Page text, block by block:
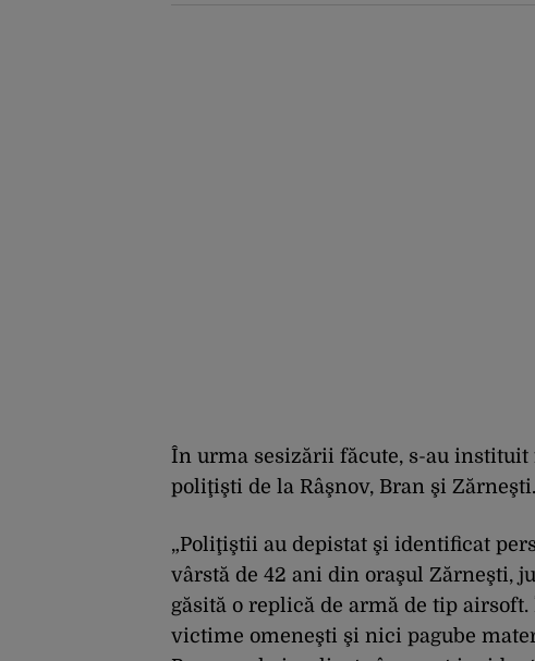
În urma sesizării făcute, s-au
poliţişti de la Râşnov, Bran şi Zărneşti.
„Poliţiştii au depistat şi identificat
vârstă de 42 ani din oraşul Zărneşti,
găsită o replică de armă de tip
victime omeneşti şi nici pagube